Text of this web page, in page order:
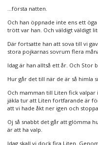
…första natten.
Och han öppnade inte ens ett
trött var han. Och väldigt väldigt
Där fortsatte han att sova till vi
stora pojkarnas sovrum flera
Idag är han alltså ett år. Och Stor
Hur går det till när de är så himla
Och mamman till Liten fick
jäkla tur att Liten fortfarande är
att vi hade åkt ner igen och
Oj så snabbt det går att glömma
är att ha valp.
Idag skall vi dock fira Liten.